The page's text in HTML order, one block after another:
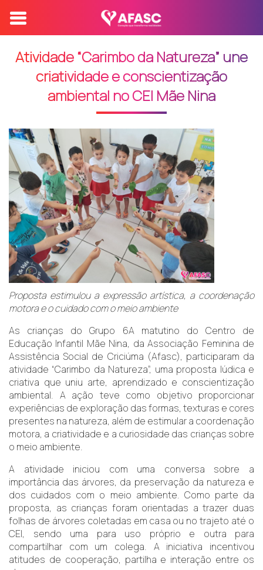
Atividade “Carimbo da Natureza” une
criatividade e conscientização
ambiental no CEI Mãe Nina
Proposta estimulou a expressão artística, a coordenação
motora e o cuidado com o meio ambiente
As crianças do Grupo 6A matutino do Centro de
Educação Infantil Mãe Nina, da Associação Feminina de
Assistência Social de Criciúma (Afasc), participaram da
atividade “Carimbo da Natureza”, uma proposta lúdica e
criativa que uniu arte, aprendizado e conscientização
ambiental. A ação teve como objetivo proporcionar
experiências de exploração das formas, texturas e cores
presentes na natureza, além de estimular a coordenação
motora, a criatividade e a curiosidade das crianças sobre
o meio ambiente.
A atividade iniciou com uma conversa sobre a
importância das árvores, da preservação da natureza e
dos cuidados com o meio ambiente. Como parte da
proposta, as crianças foram orientadas a trazer duas
folhas de árvores coletadas em casa ou no trajeto até o
CEI, sendo uma para uso próprio e outra para
compartilhar com um colega. A iniciativa incentivou
atitudes de cooperação, partilha e interação entre os